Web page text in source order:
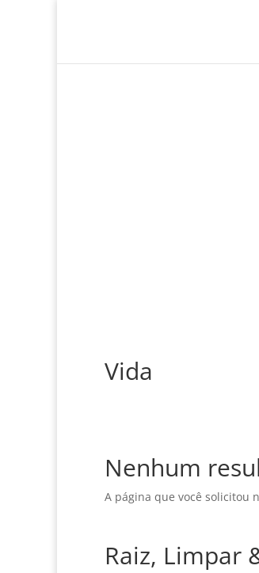
Vida
Nenhum
A página que você solicitou
Raiz, Limpar